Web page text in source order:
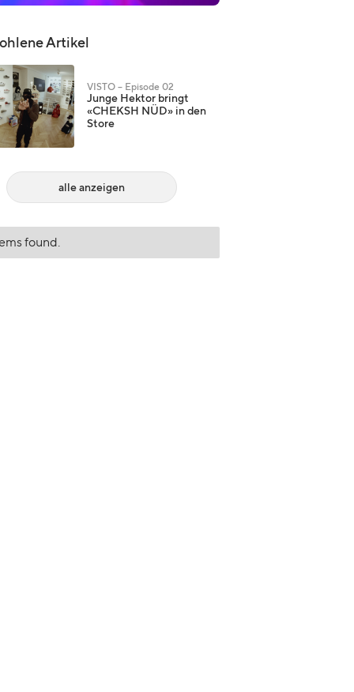
Artikel
VISTO – Episode 02
Junge Hektor bringt
«CHEKSH NÜD» in den
Store
alle anzeigen
found.